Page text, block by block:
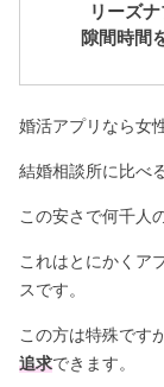
リーズ
隙間時間
婚活アプリなら女
結婚相談所に比べ
この安さで何千人
これはとにかくア
スです。
この方は特殊です
追求できます。